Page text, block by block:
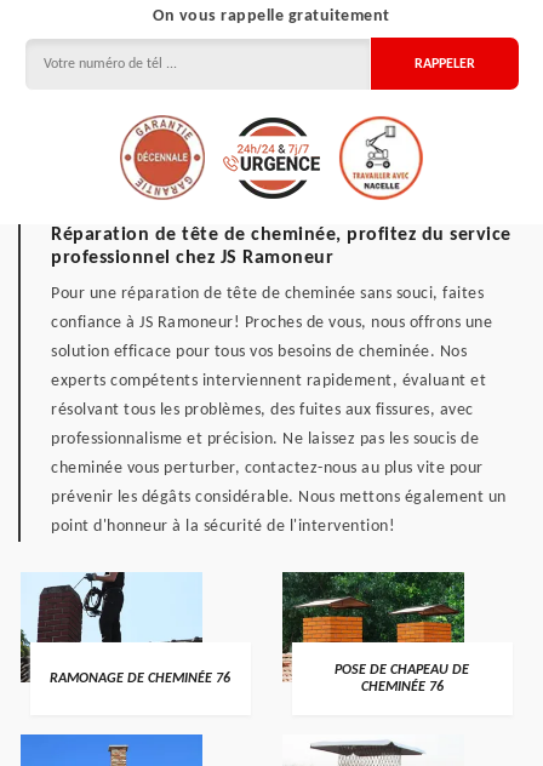
On vous rappelle gratuitement
Réparation de tête de cheminée, profitez du service
professionnel chez JS Ramoneur
Pour une réparation de tête de cheminée sans souci, faites
confiance à JS Ramoneur! Proches de vous, nous offrons une
solution efficace pour tous vos besoins de cheminée. Nos
experts compétents interviennent rapidement, évaluant et
résolvant tous les problèmes, des fuites aux fissures, avec
professionnalisme et précision. Ne laissez pas les soucis de
cheminée vous perturber, contactez-nous au plus vite pour
prévenir les dégâts considérable. Nous mettons également un
point d'honneur à la sécurité de l'intervention!
RAMONAGE DE CHEMINÉE 76
POSE DE CHAPEAU DE
CHEMINÉE 76